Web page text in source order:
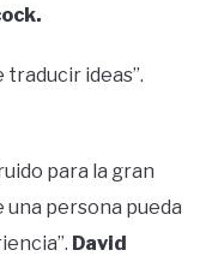
traducir ideas”.
para la gran
una persona pueda
David